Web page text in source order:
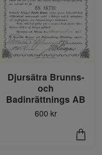
Djursätra Brunns-
och
Badinrättnings AB
600 kr